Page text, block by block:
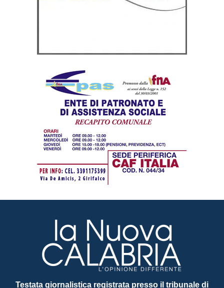
Testata giornalistica registrata presso il tribunale di